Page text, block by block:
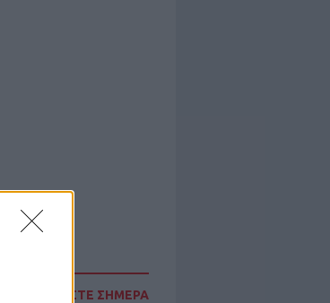
ΔΙΑΒΑΣΤΕ ΣΗΜΕΡΑ